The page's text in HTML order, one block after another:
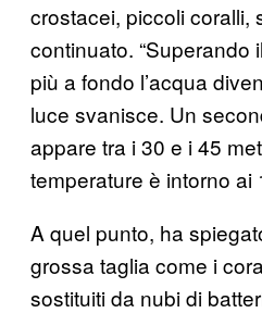
crostacei, piccoli coralli,
continuato. “Superando
più a fondo l’acqua
luce svanisce. Un
appare tra i 30 e i 45
temperature è intorno ai
A quel punto, ha
grossa taglia come i
sostituiti da nubi di